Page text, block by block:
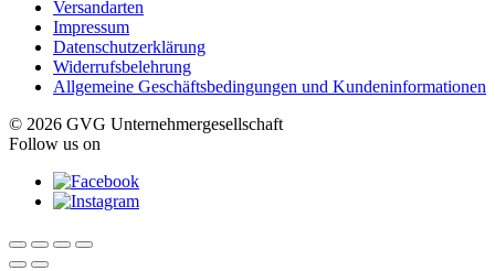
Versandarten
Impressum
Datenschutzerklärung
Widerrufsbelehrung
Allgemeine Geschäftsbedingungen und Kundeninformationen
© 2026 GVG Unternehmergesellschaft
Follow us on